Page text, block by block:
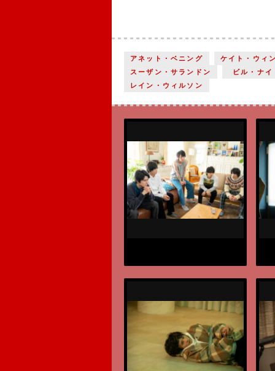
アネット・ベニング
ケイト・ウィ
スーザン・サランドン
ビル・ナイ
レイン・ウィルソン